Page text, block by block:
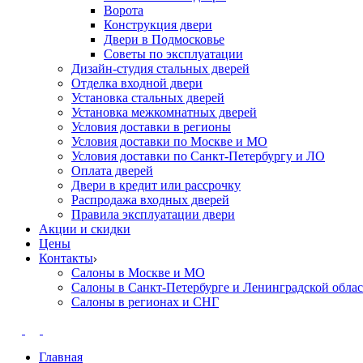
Ворота
Конструкция двери
Двери в Подмосковье
Cоветы по эксплуатации
Дизайн-студия стальных дверей
Отделка входной двери
Установка стальных дверей
Установка межкомнатных дверей
Условия доставки в регионы
Условия доставки по Москве и МО
Условия доставки по Санкт-Петербургу и ЛО
Оплата дверей
Двери в кредит или рассрочку
Распродажа входных дверей
Правила эксплуатации двери
Акции и скидки
Цены
Контакты
Салоны в Москве и МО
Салоны в Санкт-Петербурге и Ленинградской
Салоны в регионах и СНГ
Главная